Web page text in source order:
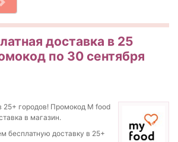
доставка в 25
по 30 сентября
25+ городов! Промокод M food
в магазин.
бесплатную доставку в 25+